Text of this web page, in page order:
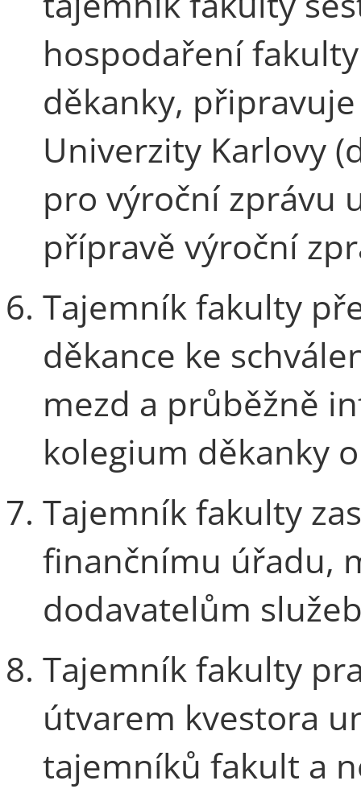
hospodaření
děkanky,
Univerzity Karlovy
pro výroční zprávu
přípravě výroční
Tajemník fakulty
děkance ke
mezd a průběžně
kolegium děkanky
Tajemník fakulty
finančnímu úřadu,
dodavatelům
Tajemník fakulty
útvarem kvestora
tajemníků fakult a